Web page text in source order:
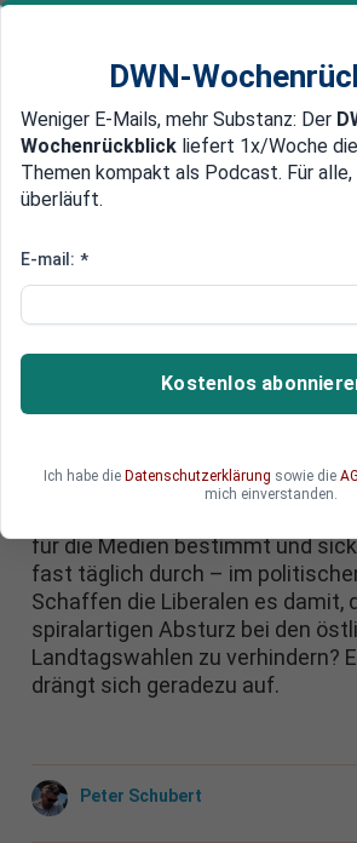
Newsticker MEIN DWN:
Edelmetalle DWN-Magazin
FDP will
wir - uralter
genannt – für die aktuell kniffligen
für die Medien bestimmt und
fast täglich durch – im
Schaffen die Liberalen es damit,
spiralartigen Absturz bei den
Landtagswahlen zu verhindern?
drängt sich geradezu auf.
Peter Schubert
DWN-
Weniger E-Mails, mehr Substanz: Der
Wochenrückblick liefert 1x/Woche
Themen kompakt als Podcast. Für
überläuft.
E-mail: *
Kostenlos
Ich habe die Datenschutzerklärung sowie die
mich einverstanden.